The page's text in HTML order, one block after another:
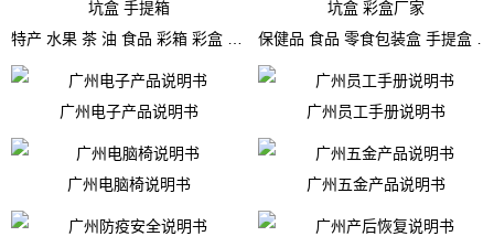
特产 水果 茶 油 食品 彩箱 彩盒 坑盒 手提箱 保健品 食品 零食包装盒 手提盒 坑盒 彩盒厂家
广州电子产品说明书 广州员工手册说明书
广州电脑椅说明书 广州五金产品说明书